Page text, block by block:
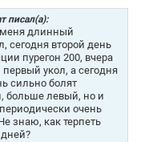
писал(а):
меня длинный
сегодня второй день
пурегон 200, вчера
первый укол, а сегодня
сильно болят
больше левый, но и
очень
знаю, как терпеть